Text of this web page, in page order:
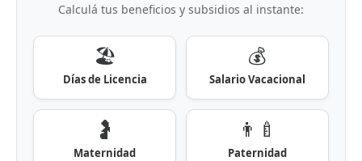
Calculá tus beneficios y subsidios al instante:
🏖️
Días de Licencia
💰
Salario Vacacional
🤰
Maternidad
👨‍🍼
Paternidad